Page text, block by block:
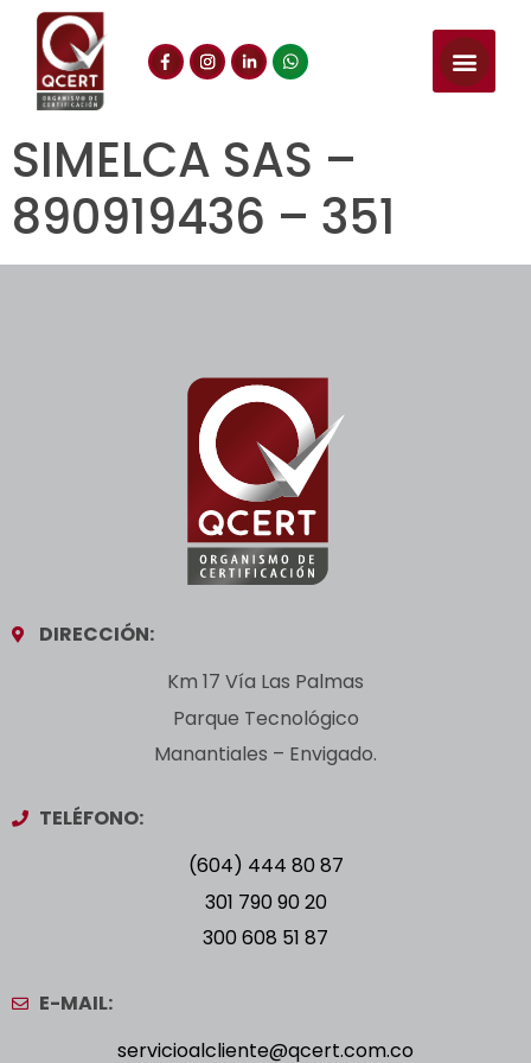
SIMELCA SAS –
890919436 – 351
DIRECCIÓN:
Km 17 Vía Las Palmas
Parque Tecnológico
Manantiales – Envigado.
TELÉFONO:
(604) 444 80 87
301 790 90 20
300 608 51 87
E-MAIL:
servicioalcliente@qcert.com.co